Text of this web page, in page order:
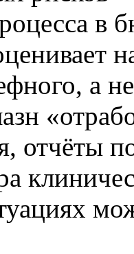
в
а
отчёты